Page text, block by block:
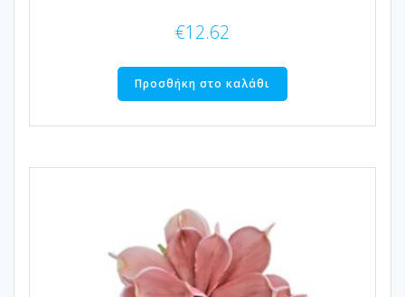
€12.62
Προσθήκη στο καλάθι